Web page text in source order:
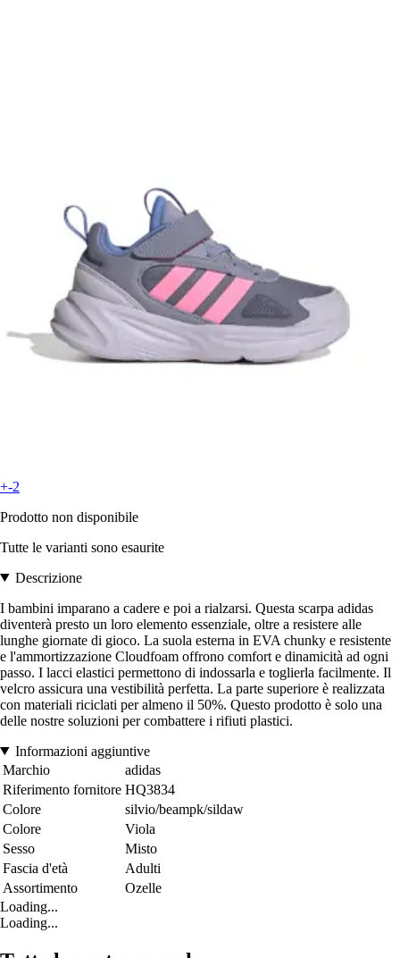
+-2
Prodotto non disponibile
Tutte le varianti sono esaurite
Descrizione
I bambini imparano a cadere e poi a rialzarsi. Questa scarpa adidas
diventerà presto un loro elemento essenziale, oltre a resistere alle
lunghe giornate di gioco. La suola esterna in EVA chunky e resistente
e l'ammortizzazione Cloudfoam offrono comfort e dinamicità ad ogni
passo. I lacci elastici permettono di indossarla e toglierla facilmente. Il
velcro assicura una vestibilità perfetta. La parte superiore è realizzata
con materiali riciclati per almeno il 50%. Questo prodotto è solo una
delle nostre soluzioni per combattere i rifiuti plastici.
Informazioni aggiuntive
Marchio
adidas
Riferimento fornitore HQ3834
Colore
silvio/beampk/sildaw
Colore
Viola
Sesso
Misto
Fascia d'età
Adulti
Assortimento
Ozelle
Loading...
Loading...